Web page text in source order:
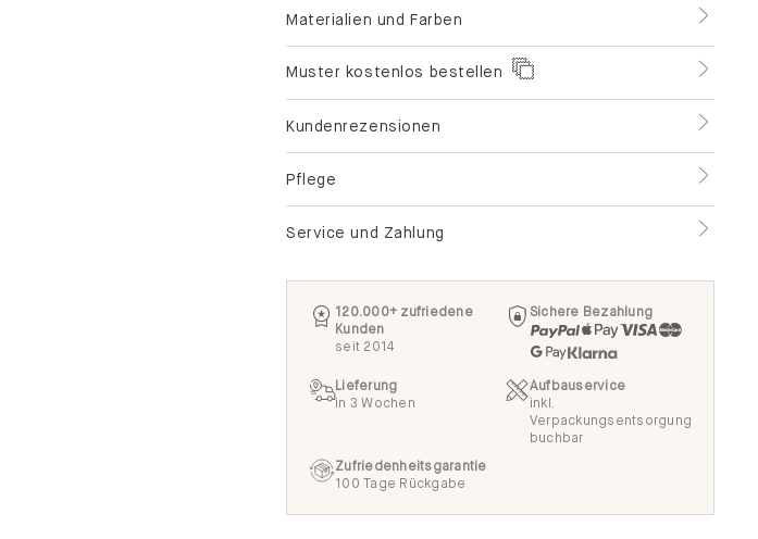
Materialien und Farben
Muster kostenlos bestellen
Kundenrezensionen
Pflege
Service und Zahlung
120.000+ zufriedene
Kunden
seit 2014
Sichere Bezahlung
Lieferung
in 3 Wochen
Aufbauservice
inkl.
Verpackungsentsorgung
buchbar
Zufriedenheitsgarantie
100 Tage Rückgabe